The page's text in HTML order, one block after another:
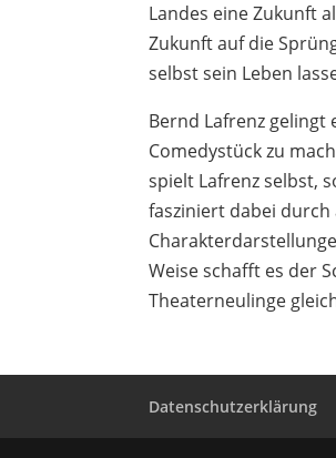
Landes eine Zukunft
Zukunft auf die
selbst sein Leben
Bernd Lafrenz
Comedystück zu
spielt Lafrenz selbst,
fasziniert dabei
Weise schafft es der
Theaterneulinge
Datenschutzerklärung